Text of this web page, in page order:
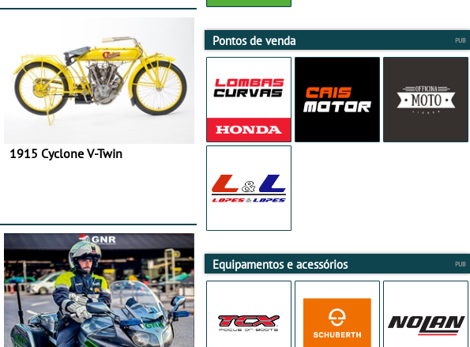
1915 Cyclone V-Twin
Pontos de venda
Equipamentos e acessórios